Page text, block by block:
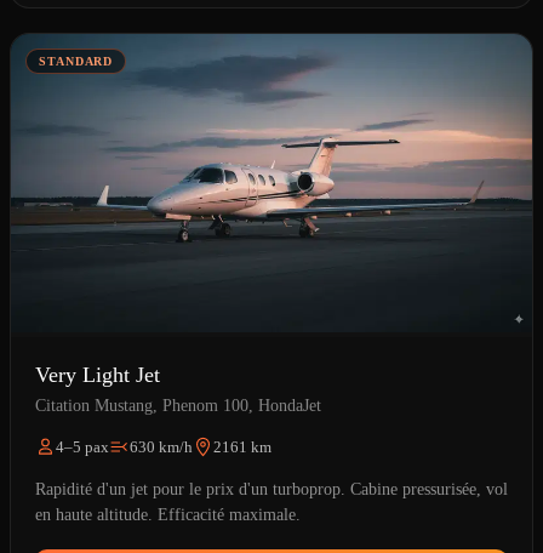
STANDARD
Very Light Jet
Citation Mustang, Phenom 100, HondaJet
4–5 pax 630 km/h 2161 km
Rapidité d'un jet pour le prix d'un turboprop. Cabine pressurisée, vol
en haute altitude. Efficacité maximale.